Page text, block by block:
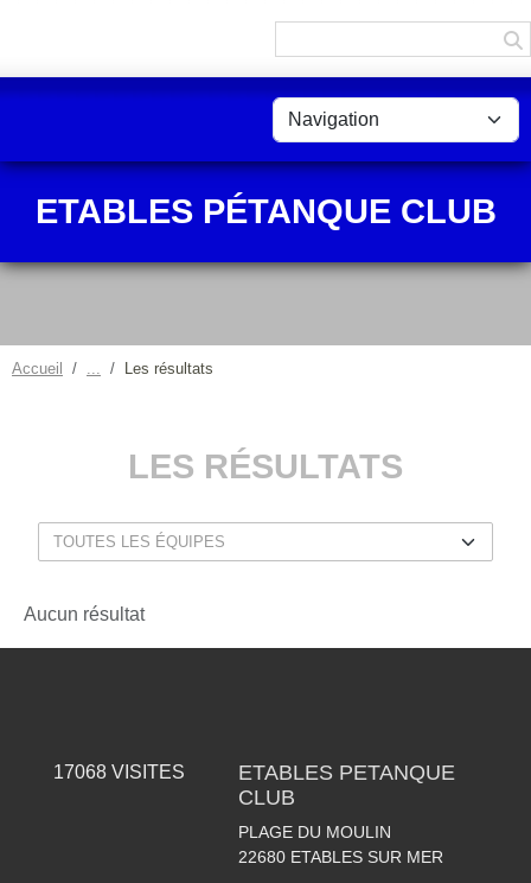
ETABLES PÉTANQUE CLUB
Accueil Les résultats
LES RÉSULTATS
Aucun résultat
17068VISITES
ETABLES PETANQUE
CLUB
PLAGE DU MOULIN
22680 ETABLES SUR MER